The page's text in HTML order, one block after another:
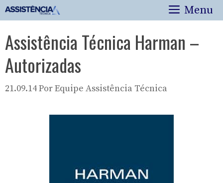
Pular
para
conteúdo
Menu
Assistência Técnica Harman –
Autorizadas
21.09.14PorEquipe Assistência Técnica